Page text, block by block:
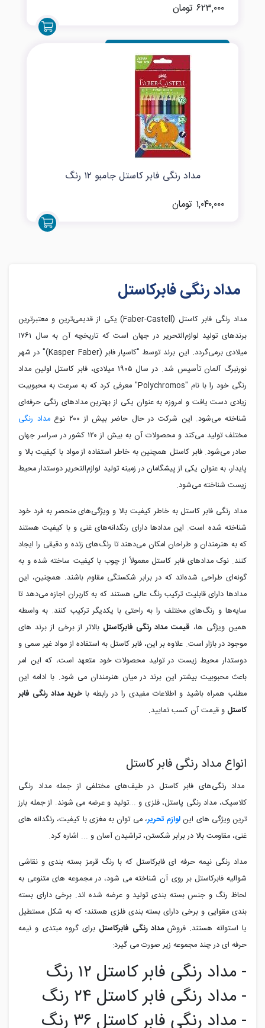
۶۲۳,۰۰۰ تومان
مداد رنگی فابر کاستل جامبو ۱۲ رنگ
۱,۰۴۰,۰۰۰ تومان
مداد رنگی فابرکاستل
مداد رنگی فابر کاستل (Faber-Castell) یکی از قدیمی‌ترین و معتبرترین
برندهای تولید لوازم‌التحریر در جهان است که تاریخچه آن به سال ۱۷۶۱
میلادی برمی‌گردد. این برند توسط "کاسپار فابر (Kasper Faber)" در شهر
نورنبرگ آلمان تأسیس شد. در سال ۱۹۰۵ میلادی، فابر کاستل اولین مداد
رنگی خود را با نام "Polychromos" معرفی کرد که به سرعت به محبوبیت
زیادی دست یافت و امروزه به عنوان یکی از بهترین مدادهای رنگی حرفه‌ای
شناخته می‌شود. این شرکت در حال حاضر بیش از ۲۰۰ نوع
مداد رنگی
مختلف تولید می‌کند و محصولات آن به بیش از ۱۲۰ کشور در سراسر جهان
صادر می‌شود. فابر کاستل همچنین به خاطر استفاده از مواد با کیفیت بالا و
پایدار، به عنوان یکی از پیشگامان در زمینه تولید لوازم‌التحریر دوستدار محیط
زیست شناخته می‌شود.
مداد رنگی فابر کاستل به خاطر کیفیت بالا و ویژگی‌های منحصر به فرد خود
شناخته شده است. این مدادها دارای رنگدانه‌های غنی و با کیفیت هستند
که به هنرمندان و طراحان امکان می‌دهند تا رنگ‌های زنده و دقیقی را ایجاد
کنند. نوک مدادهای فابر کاستل معمولاً از چوب با کیفیت ساخته شده و به
گونه‌ای طراحی شده‌اند که در برابر شکستگی مقاوم باشند. همچنین، این
مدادها دارای قابلیت ترکیب رنگ عالی هستند که به کاربران اجازه می‌دهد تا
سایه‌ها و رنگ‌های مختلف را به راحتی با یکدیگر ترکیب کنند. به واسطه
همین ویژگی ها، قیمت مداد رنگی فابرکاستل بالاتر از برخی از برند های
موجود در بازار است. علاوه بر این، فابر کاستل به استفاده از مواد غیر سمی و
دوستدار محیط زیست در تولید محصولات خود متعهد است، که این امر
باعث محبوبیت بیشتر این برند در میان هنرمندان می شود. با ادامه این
مطلب همراه باشید و اطلاعات مفیدی را در رابطه باخرید مداد رنگی فابر
کاستل و قیمت آن کسب نمایید.
انواع مداد رنگی فابر کاستل
مداد رنگی‌های فابر کاستل در طیف‌های مختلفی از جمله مداد رنگی
کلاسیک، مداد رنگی پاستل، فلزی و ...تولید و عرضه می شوند. از جمله بارز
ترین ویژگی های اینلوازم تحریر، می توان به مغزی با کیفیت، رنگدانه های
غنی، مقاومت بالا در برابر شکستن، تراشیدن آسان و ... اشاره کرد.
مداد رنگی نیمه حرفه ای فابرکاستل که با رنگ قرمز بسته بندی و نقاشی
شوالیه فابرکاستل بر روی آن شناخته می شود، در مجموعه های متنوعی به
لحاظ رنگ و جنس بسته بندی تولید و عرضه شده اند. برخی دارای بسته
بندی مقوایی و برخی دارای بسته بندی فلزی هستند؛ که به شکل مستطیل
یا استوانه هستند. فروشمداد رنگی فابرکاستل برای گروه مبتدی و نیمه
حرفه ای در چند مجموعه زیر صورت می گیرد:
- مداد رنگی فابر کاستل ۱۲ رنگ
- مداد رنگی فابر کاستل ۲۴ رنگ
- مداد رنگی فابر کاستل ۳۶ رنگ